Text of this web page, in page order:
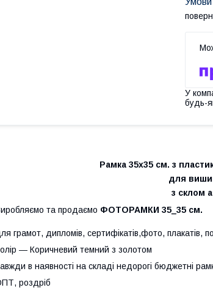
У
будь-
Рамка 35х35 см. з
для
з склом
та продаємо ФОТОРАМКИ 35_35 см.
грамот, дипломів, сертифікатів,фото, плакатів,
― Коричневий темний з золотом
в наявності на складі недорогі бюджетні
роздріб